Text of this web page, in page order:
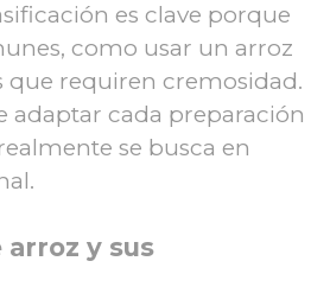
es clave porque
como usar un arroz
que requiren cremosidad.
adaptar cada preparación
se busca en
arroz y sus